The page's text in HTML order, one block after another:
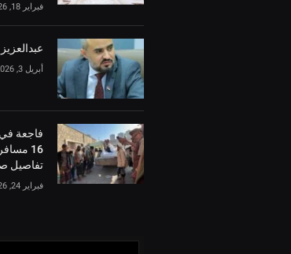
فبراير 18, 2026
أبريل 3, 2026
فاجعة
16
تفاصيل
فبراير 24, 2026